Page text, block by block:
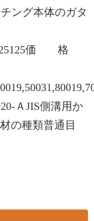
ング本体のガタ
価 格
ＡJIS側溝用か
の種類普通目